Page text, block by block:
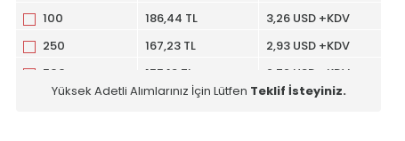
100
186,44 TL
3,26 USD +KDV
250
167,23 TL
2,93 USD +KDV
500
155,19 TL
2,72 USD +KDV
1000
144,93 TL
2,54 USD +KDV
Yüksek Adetli Alımlarınız İçin Lütfen Teklif İsteyiniz.